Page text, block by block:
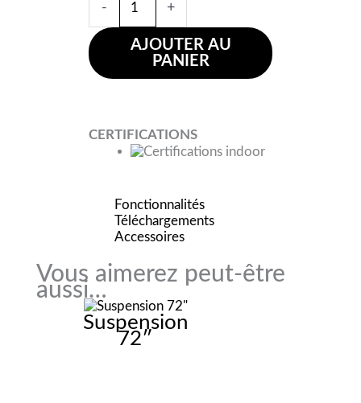
- +
AJOUTER AU
PANIER
CERTIFICATIONS
Fonctionnalités
Téléchargements
Accessoires
Vous aimerez peut-être
aussi…
Suspension
72″